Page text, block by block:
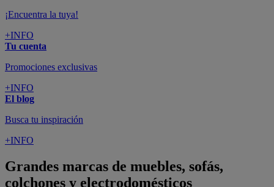
¡Encuentra la tuya!
+INFO
Tu cuenta
Promociones exclusivas
+INFO
El blog
Busca tu inspiración
+INFO
Grandes marcas de muebles, sofás,
colchones y electrodomésticos